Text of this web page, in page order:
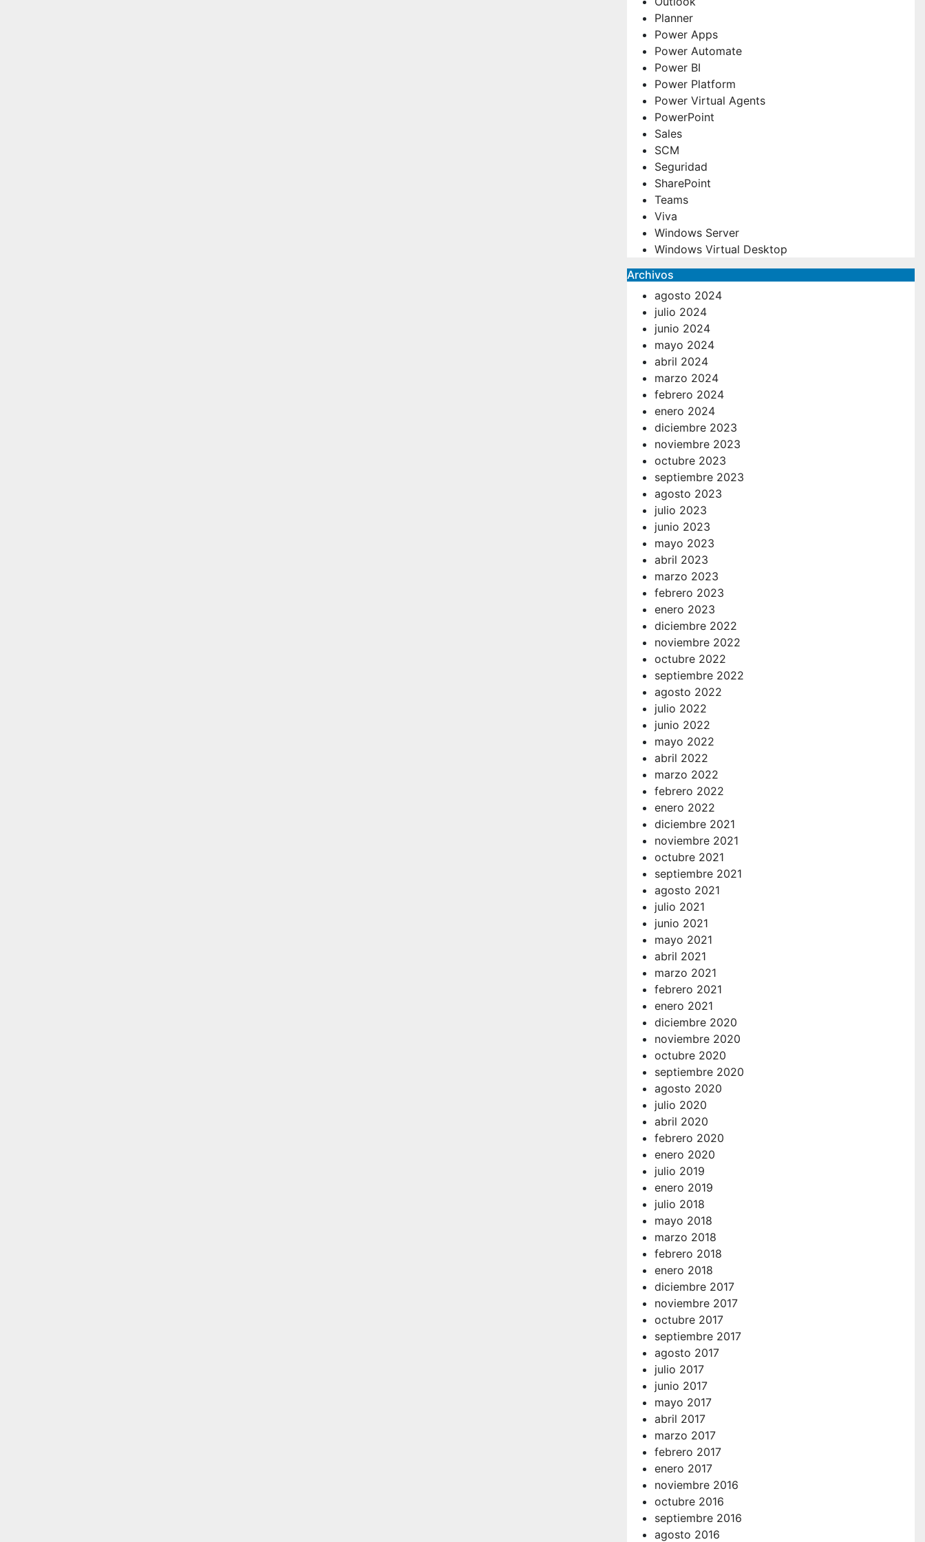
Planner
Power Apps
Power Automate
Power BI
Power Platform
Power Virtual Agents
PowerPoint
Sales
SCM
Seguridad
SharePoint
Teams
Viva
Windows Server
Windows Virtual Desktop
Archivos
agosto 2024
julio 2024
junio 2024
mayo 2024
abril 2024
marzo 2024
febrero 2024
enero 2024
diciembre 2023
noviembre 2023
octubre 2023
septiembre 2023
agosto 2023
julio 2023
junio 2023
mayo 2023
abril 2023
marzo 2023
febrero 2023
enero 2023
diciembre 2022
noviembre 2022
octubre 2022
septiembre 2022
agosto 2022
julio 2022
junio 2022
mayo 2022
abril 2022
marzo 2022
febrero 2022
enero 2022
diciembre 2021
noviembre 2021
octubre 2021
septiembre 2021
agosto 2021
julio 2021
junio 2021
mayo 2021
abril 2021
marzo 2021
febrero 2021
enero 2021
diciembre 2020
noviembre 2020
octubre 2020
septiembre 2020
agosto 2020
julio 2020
abril 2020
febrero 2020
enero 2020
julio 2019
enero 2019
julio 2018
mayo 2018
marzo 2018
febrero 2018
enero 2018
diciembre 2017
noviembre 2017
octubre 2017
septiembre 2017
agosto 2017
julio 2017
junio 2017
mayo 2017
abril 2017
marzo 2017
febrero 2017
enero 2017
noviembre 2016
octubre 2016
septiembre 2016
agosto 2016